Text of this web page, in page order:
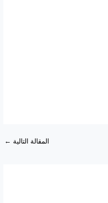
المقالة التالية ←